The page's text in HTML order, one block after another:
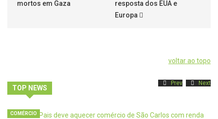
mortos em Gaza
resposta dos EUA e
Europa
voltar ao topo
TOP NEWS
Prev Next
COMÉRCIO